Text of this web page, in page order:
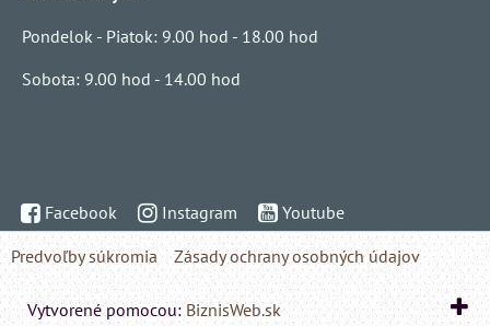
Pondelok - Piatok: 9.00 hod - 18.00 hod
Sobota: 9.00 hod - 14.00 hod
Facebook Instagram
Youtube
Predvoľby súkromia
Zásady ochrany osobných údajov
Vytvorené pomocou:BiznisWeb.sk